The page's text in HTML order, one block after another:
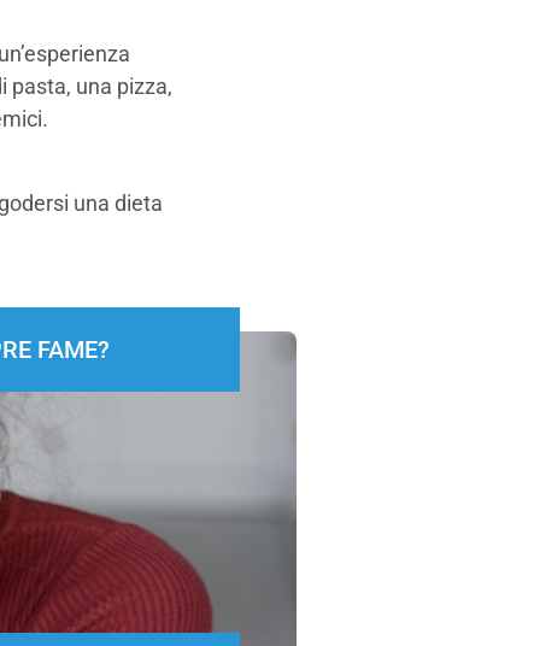
pasta, una pizza,
una dieta
FAME?